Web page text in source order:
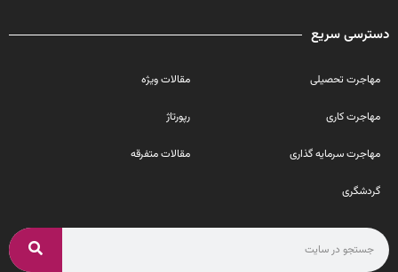
دسترسی سریع
مهاجرت تحصیلی
مهاجرت کاری
مهاجرت سرمایه گذاری
گردشگری
مقالات ویژه
رپورتاژ
مقالات متفرقه